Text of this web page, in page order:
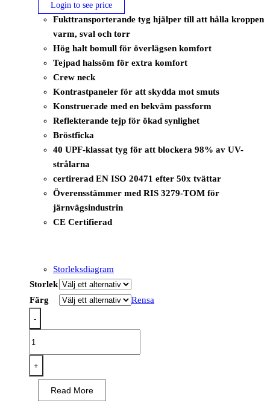
Login to see price
Fukttransporterande tyg hjälper till att hålla kroppen
varm, sval och torr
Hög halt bomull för överlägsen komfort
Tejpad halssöm för extra komfort
Crew neck
Kontrastpaneler för att skydda mot smuts
Konstruerade med en bekväm passform
Reflekterande tejp för ökad synlighet
Bröstficka
40 UPF-klassat tyg för att blockera 98% av UV-
strålarna
certirerad EN ISO 20471 efter 50x tvättar
Överensstämmer med RIS 3279-TOM för
järnvägsindustrin
CE Certifierad
Storleksdiagram
Storlek
Färg
Rensa
-
Hi-
Vis
Cotton
+
Read More